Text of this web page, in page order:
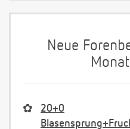
Neue
✿
20+0